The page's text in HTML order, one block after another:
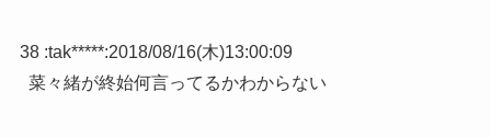
38 :tak*****:2018/08/16(木)13:00:09
菜々緒が終始何言ってるかわからない